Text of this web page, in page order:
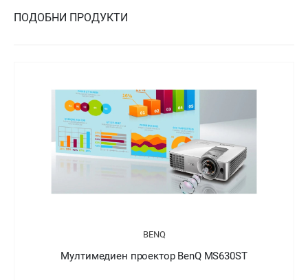
ПОДОБНИ ПРОДУКТИ
проектор BenQ MS630ST